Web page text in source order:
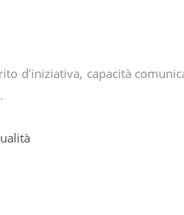
d’iniziativa, capacità